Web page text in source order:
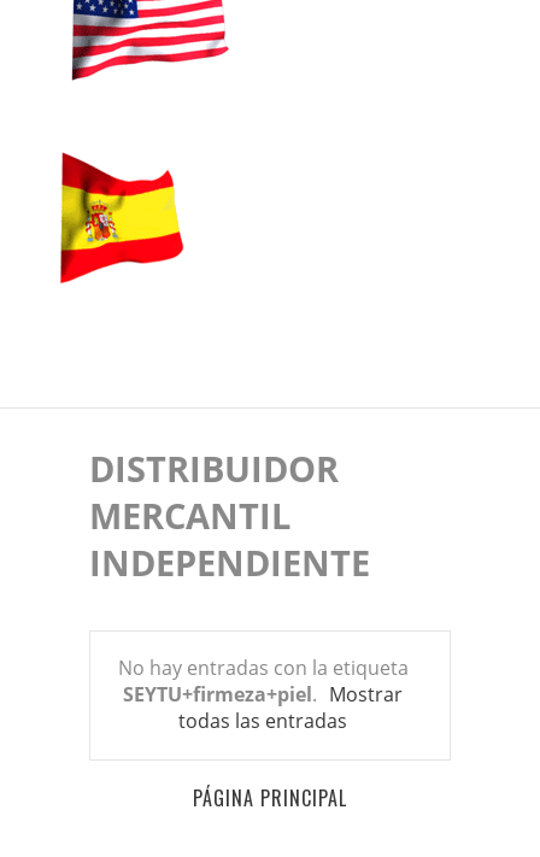
DISTRIBUIDOR
MERCANTIL
INDEPENDIENTE
No hay entradas con la etiqueta
SEYTU+firmeza+piel. Mostrar
todas las entradas
PÁGINA PRINCIPAL